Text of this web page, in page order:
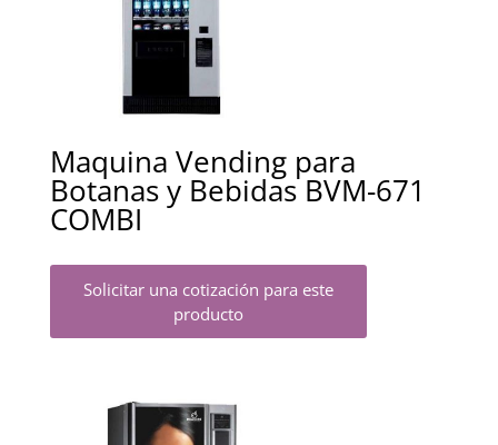
Maquina Vending para
Botanas y Bebidas BVM-671
COMBI
Solicitar una cotización para este
producto